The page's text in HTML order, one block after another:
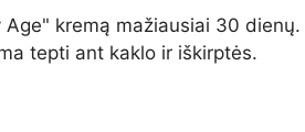
kremą mažiausiai 30
tepti ant kaklo ir iškirptės.